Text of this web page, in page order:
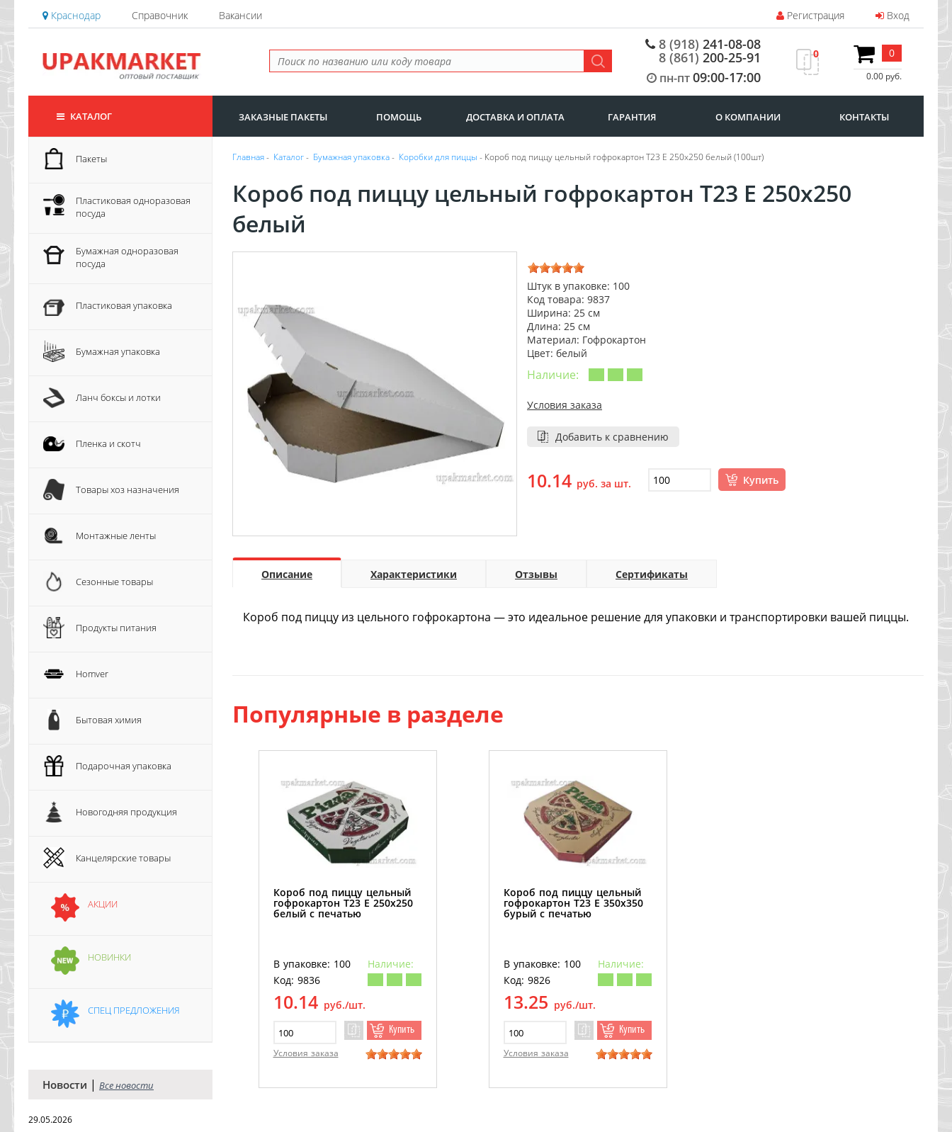
Краснодар Справочник Вакансии Регистрация Вход
8 (918) 241-08-08
8 (861) 200-25-91
пн-пт09:00-17:00
0 0
0.00 руб.
КАТАЛОГ ЗАКАЗНЫЕ ПАКЕТЫ ПОМОЩЬ ДОСТАВКА И ОПЛАТА ГАРАНТИЯ О КОМПАНИИ КОНТАКТЫ
Пакеты
Пластиковая одноразовая
посуда
Бумажная одноразовая
посуда
Пластиковая упаковка
Бумажная упаковка
Ланч боксы и лотки
Пленка и скотч
Товары хоз назначения
Монтажные ленты
Сезонные товары
Продукты питания
Homver
Бытовая химия
Подарочная упаковка
Новогодняя продукция
Канцелярские товары
АКЦИИ
НОВИНКИ
СПЕЦ ПРЕДЛОЖЕНИЯ
Новости | Все новости
29.05.2026
Главная- Каталог- Бумажная упаковка- Коробки для пиццы - Короб под пиццу цельный гофрокартон Т23 Е 250х250 белый (100шт)
Короб под пиццу цельный гофрокартон Т23 Е 250х250
белый
Штук в упаковке: 100
Код товара: 9837
Ширина: 25 см
Длина: 25 см
Материал: Гофрокартон
Цвет: белый
Наличие:
Условия заказа
Добавить к сравнению
10.14 руб. за шт. Купить
Описание Характеристики Отзывы Сертификаты
Короб под пиццу из цельного гофрокартона — это идеальное решение для упаковки и транспортировки вашей пиццы.
Популярные в разделе
Короб под пиццу цельный
гофрокартон Т23 Е 250х250
белый с печатью
В упаковке: 100
Наличие:
Код: 9836
10.14 руб./шт.
Купить
Условия заказа
Короб под пиццу цельный
гофрокартон Т23 Е 350х350
бурый с печатью
В упаковке: 100
Наличие:
Код: 9826
13.25 руб./шт.
Купить
Условия заказа